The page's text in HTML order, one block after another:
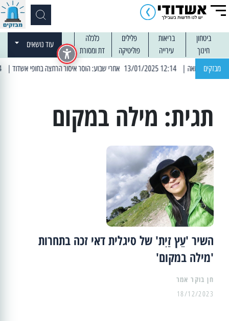
ביטחון בריאות פלילים
כלכלה
חינוך
עירייה פוליטיקה דת ומסורת
עוד נושאים
מבזקים | 12:14 13/01/2025 אחרי שבוע: הוסר איסור הרחצה בחופי אשדוד | 13:04 14/01/2025 עובדים בלילות: עבודות קרצוף וריבוד אספלט
תגית: מילה במקום
השיר 'עֵץ זַיִת' של סיגלית דאי זכה בתחרות
'מילה במקום'
18/12/2023